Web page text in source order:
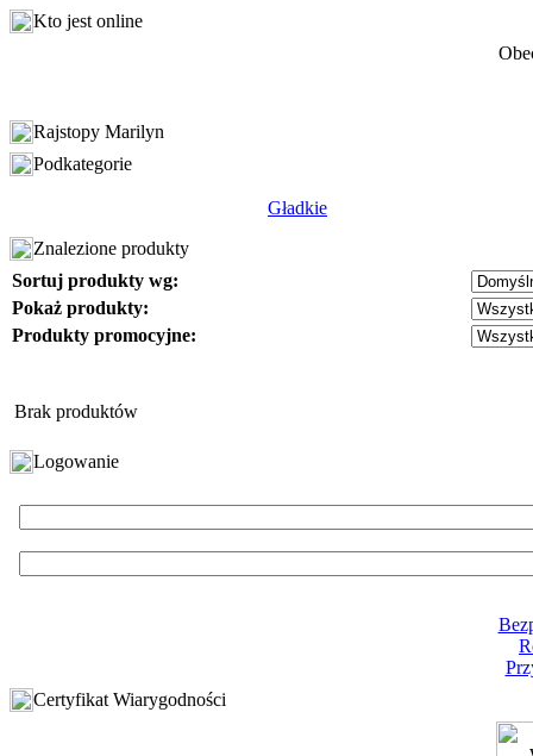
Kto jest online
Rajstopy Marilyn
Podkategorie
Gładkie
Znalezione produkty
Sortuj produkty wg:
Pokaż produkty:
Produkty promocyjne:
Brak produktów
Logowanie
Certyfikat Wiarygodności